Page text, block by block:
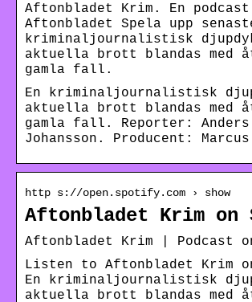
Aftonbladet Krim. En
Aftonbladet Spela upp
kriminaljournalistisk
aktuella brott blandas med
gamla fall.
En kriminaljournalistisk
aktuella brott blandas med
gamla fall. Reporter: Anders
Johansson. Producent: Marcus
http s://open.spotify.com › show
Aftonbladet Krim on
Aftonbladet Krim | Podcast
Listen to Aftonbladet Krim
En kriminaljournalistisk
aktuella brott blandas med